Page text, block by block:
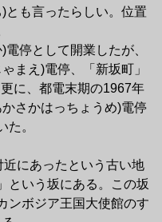
とも言ったらしい。位置
)電停として開業したが、
まえ)電停、「新坂町」
に、都電末期の1967年
かさかはっちょうめ)電停
た。
近にあったという古い地
という坂にある。この坂
ンボジア王国大使館のす